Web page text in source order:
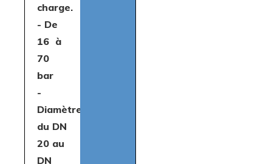
charge.
- De
16 à
70
bar
-
Diamètres
du DN
20 au
DN